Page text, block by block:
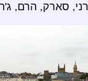
סארק, הרם,